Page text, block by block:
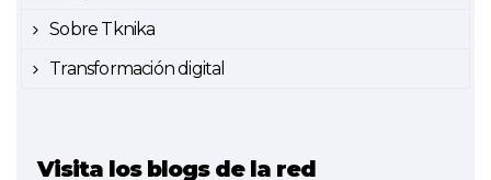
Sobre Tknika
Transformación digital
Visita los blogs de la red